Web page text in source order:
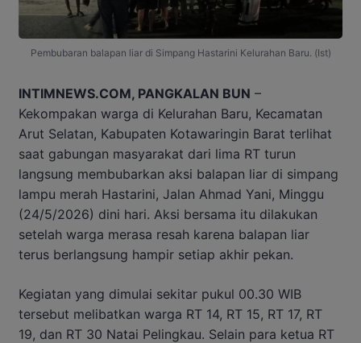
Pembubaran balapan liar di Simpang Hastarini Kelurahan Baru. (Ist)
INTIMNEWS.COM, PANGKALAN BUN –
Kekompakan warga di Kelurahan Baru, Kecamatan
Arut Selatan, Kabupaten Kotawaringin Barat terlihat
saat gabungan masyarakat dari lima RT turun
langsung membubarkan aksi balapan liar di simpang
lampu merah Hastarini, Jalan Ahmad Yani, Minggu
(24/5/2026) dini hari. Aksi bersama itu dilakukan
setelah warga merasa resah karena balapan liar
terus berlangsung hampir setiap akhir pekan.
Kegiatan yang dimulai sekitar pukul 00.30 WIB
tersebut melibatkan warga RT 14, RT 15, RT 17, RT
19, dan RT 30 Natai Pelingkau. Selain para ketua RT